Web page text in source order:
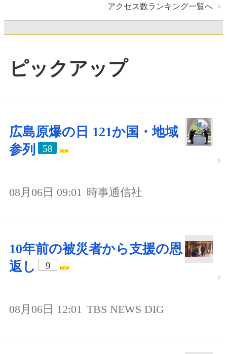
アクセス数ランキング一覧へ
ピックアップ
広島原爆の日 121か国・地域
参列
58
08月06日 09:01 時事通信社
10年前の被災者から支援の恩
返し
9
08月06日 12:01 TBS NEWS DIG